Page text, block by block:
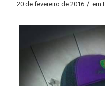
20 de fevereiro de 2016 / em